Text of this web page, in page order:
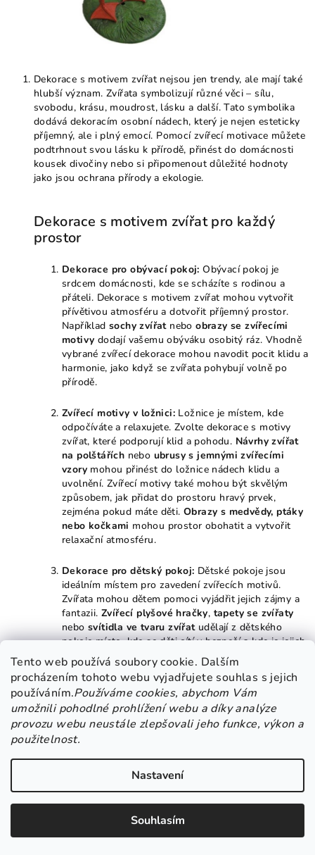
Tento web používá soubory cookie. Dalším
procházením tohoto webu vyjadřujete souhlas s jejich
používáním.Používáme cookies, abychom Vám
umožnili pohodlné prohlížení webu a díky analýze
provozu webu neustále zlepšovali jeho funkce, výkon a
použitelnost.
Nastavení
Souhlasím
Dekorace s motivem zvířat nejsou jen trendy, ale mají také
hlubší význam. Zvířata symbolizují různé věci – sílu,
svobodu, krásu, moudrost, lásku a další. Tato symbolika
dodává dekoracím osobní nádech, který je nejen esteticky
příjemný, ale i plný emocí. Pomocí zvířecí motivace můžete
podtrhnout svou lásku k přírodě, přinést do domácnosti
kousek divočiny nebo si připomenout důležité hodnoty
jako jsou ochrana přírody a ekologie.
Dekorace s motivem zvířat pro každý
prostor
Dekorace pro obývací pokoj: Obývací pokoj je
srdcem domácnosti, kde se scházíte s rodinou a
přáteli. Dekorace s motivem zvířat mohou vytvořit
přívětivou atmosféru a dotvořit příjemný prostor.
Napříkladsochy zvířatneboobrazy se zvířecími
motivy dodají vašemu obýváku osobitý ráz. Vhodně
vybrané zvířecí dekorace mohou navodit pocit klidu a
harmonie, jako když se zvířata pohybují volně po
přírodě.
Zvířecí motivy v ložnici: Ložnice je místem, kde
odpočíváte a relaxujete. Zvolte dekorace s motivy
zvířat, které podporují klid a pohodu. Návrhy zvířat
na polštářích nebo ubrusy s jemnými zvířecími
vzory mohou přinést do ložnice nádech klidu a
uvolnění. Zvířecí motivy také mohou být skvělým
způsobem, jak přidat do prostoru hravý prvek,
zejména pokud máte děti. Obrazy s medvědy, ptáky
nebo kočkami mohou prostor obohatit a vytvořit
relaxační atmosféru.
Dekorace pro dětský pokoj: Dětské pokoje jsou
ideálním místem pro zavedení zvířecích motivů.
Zvířata mohou dětem pomoci vyjádřit jejich zájmy a
fantazii.Zvířecí plyšové hračky, tapety se zvířaty
nebo svítidla ve tvaru zvířatudělají z dětského
pokoje místo, kde se děti cítí v bezpečí a kde je jejich
představivost podpořena. Můžete si vybrat dekorace
s motivy roztomilých zvířátek, jako jsou zajíčci,
medvídci, kočičky nebo žirafy.
Zvířecí motivy do zahrady:Nejen interiér, ale i vaše
zahrada si zaslouží pozornost, pokud jde o zvířecí
dekorace.
nebokeramické figurkyrůzných druhů zvířat
mohou skvěle ozdobit vaši zahradu. Zvířecí motivy
nebo motýli. Zvířecí sochy zvířat, například ve formě
neboptáků, přinesou do zahrady
notnou dávku půvabu a živosti.